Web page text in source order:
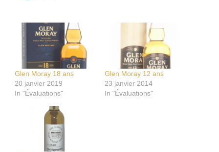
Glen Moray 18 ans
20 janvier 2019
In "Évaluations"
Glen Moray 12 ans
23 janvier 2014
In "Évaluations"